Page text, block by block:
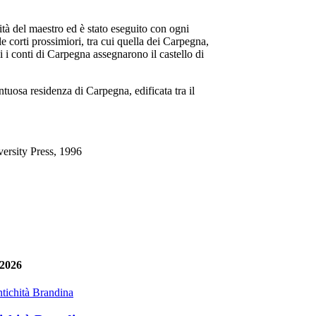
del maestro ed è stato eseguito con ogni
corti prossimiori, tra cui quella dei Carpegna,
conti di Carpegna assegnarono il castello di
residenza di Carpegna, edificata tra il
Press, 1996